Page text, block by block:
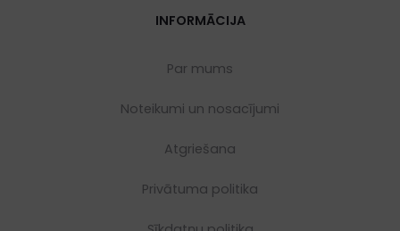
INFORMĀCIJA
Par mums
Noteikumi un nosacījumi
Atgriešana
Privātuma politika